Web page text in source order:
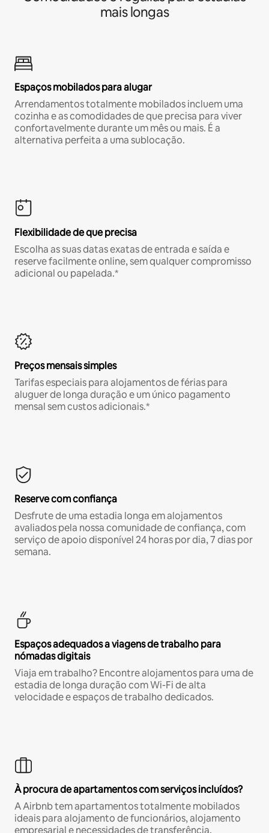
mais longas
Espaços mobilados para alugar
Arrendamentos totalmente mobilados incluem uma
cozinha e as comodidades de que precisa para viver
confortavelmente durante um mês ou mais. É a
alternativa perfeita a uma sublocação.
Flexibilidade de que precisa
Escolha as suas datas exatas de entrada e saída e
reserve facilmente online, sem qualquer compromisso
adicional ou papelada.*
Preços mensais simples
Tarifas especiais para alojamentos de férias para
aluguer de longa duração e um único pagamento
mensal sem custos adicionais.*
Reserve com confiança
Desfrute de uma estadia longa em alojamentos
avaliados pela nossa comunidade de confiança, com
serviço de apoio disponível 24 horas por dia, 7 dias por
semana.
Espaços adequados a viagens de trabalho para
nómadas digitais
Viaja em trabalho? Encontre alojamentos para uma de
estadia de longa duração com Wi-Fi de alta
velocidade e espaços de trabalho dedicados.
À procura de apartamentos com serviços incluídos?
A Airbnb tem apartamentos totalmente mobilados
ideais para alojamento de funcionários, alojamento
empresarial e necessidades de transferência.